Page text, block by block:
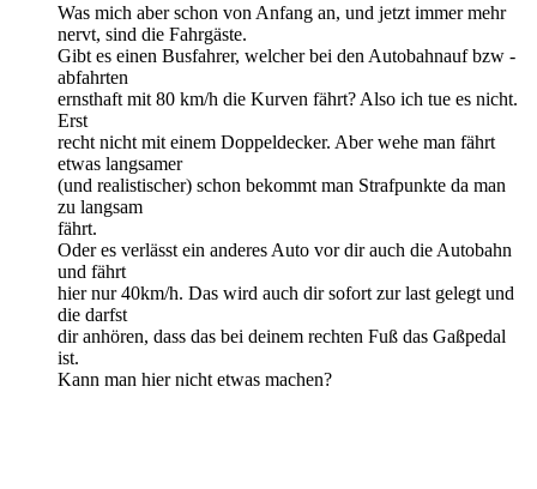
Was mich aber schon von Anfang an, und jetzt immer mehr
nervt, sind die Fahrgäste.
Gibt es einen Busfahrer, welcher bei den Autobahnauf bzw -
abfahrten
ernsthaft mit 80 km/h die Kurven fährt? Also ich tue es nicht.
Erst
recht nicht mit einem Doppeldecker. Aber wehe man fährt
etwas langsamer
(und realistischer) schon bekommt man Strafpunkte da man
zu langsam
fährt.
Oder es verlässt ein anderes Auto vor dir auch die Autobahn
und fährt
hier nur 40km/h. Das wird auch dir sofort zur last gelegt und
die darfst
dir anhören, dass das bei deinem rechten Fuß das Gaßpedal
ist.
Kann man hier nicht etwas machen?